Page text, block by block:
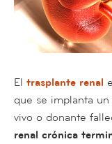
El trasplante renal
que se implanta
vivo o donante
renal crónica